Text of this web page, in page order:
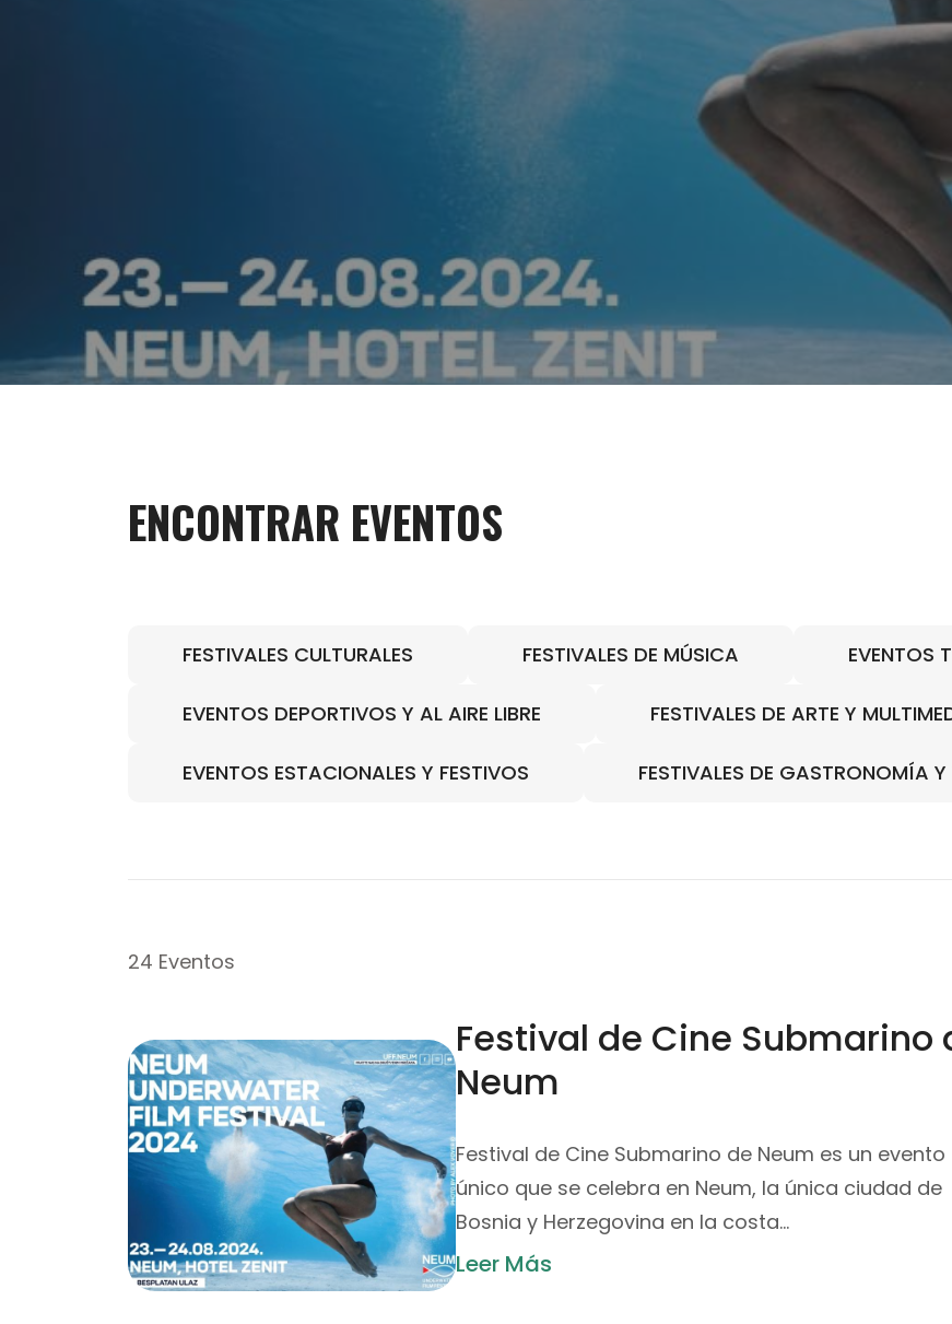
ENCONTRAR EVENTOS
FESTIVALES CULTURALES FESTIVALES DE MÚSICA EVENTOS
EVENTOS DEPORTIVOS Y AL AIRE LIBRE FESTIVALES DE ARTE Y
EVENTOS ESTACIONALES Y FESTIVOS FESTIVALES DE GASTRONOMÍA
24 Eventos
Festival de Cine Submarino
Neum
Festival de Cine Submarino de Neum es un evento
único que se celebra en Neum, la única ciudad de
Bosnia y Herzegovina en la costa…
Leer Más